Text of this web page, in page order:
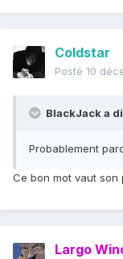
Coldstar
Posté 10
BlackJack a
Probablement
Ce bon mot vaut
Largo